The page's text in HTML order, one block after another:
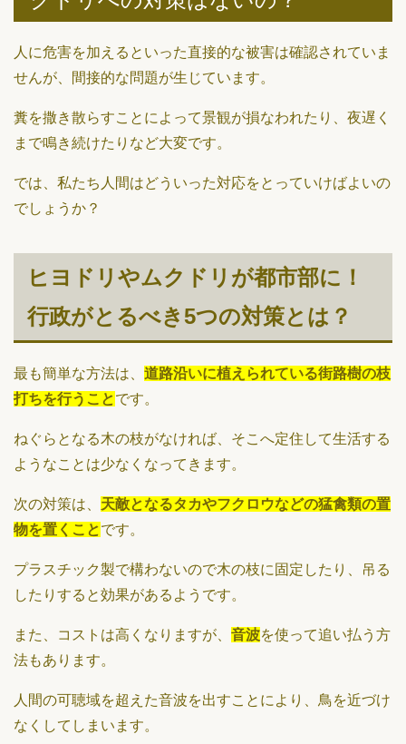
人に危害を加えるといった直接的な被害は確認されていま
せんが、間接的な問題が生じています。
糞を撒き散らすことによって景観が損なわれたり、夜遅く
まで鳴き続けたりなど大変です。
では、私たち人間はどういった対応をとっていけばよいの
でしょうか？
ヒヨドリやムクドリが都市部に！
行政がとるべき5つの対策とは？
最も簡単な方法は、 道路沿いに植えられている街路樹の枝
打ちを行うことです。
ねぐらとなる木の枝がなければ、そこへ定住して生活する
ようなことは少なくなってきます。
次の対策は、 天敵となるタカやフクロウなどの猛禽類の置
物を置くことです。
プラスチック製で構わないので木の枝に固定したり、吊る
したりすると効果があるようです。
また、コストは高くなりますが、 音波を使って追い払う方
法もあります。
人間の可聴域を超えた音波を出すことにより、鳥を近づけ
なくしてしまいます。